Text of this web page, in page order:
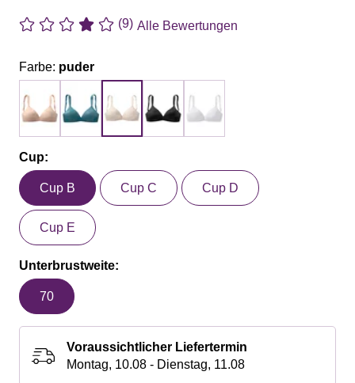
(9) Alle Bewertungen
Farbe: puder
Cup:
Cup B Cup C Cup D
Cup E
Unterbrustweite:
70
Voraussichtlicher Liefertermin
Montag, 10.08 - Dienstag, 11.08